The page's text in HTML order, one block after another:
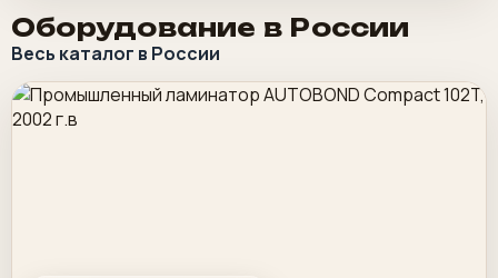
Оборудование в России
Весь каталог в России